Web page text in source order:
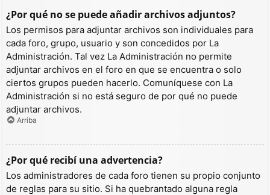
¿Por qué no se puede añadir archivos adjuntos?
Los permisos para adjuntar archivos son individuales para
cada foro, grupo, usuario y son concedidos por La
Administración. Tal vez La Administración no permite
adjuntar archivos en el foro en que se encuentra o solo
ciertos grupos pueden hacerlo. Comuníquese con La
Administración si no está seguro de por qué no puede
adjuntar archivos.
Arriba
¿Por qué recibí una advertencia?
Los administradores de cada foro tienen su propio conjunto
de reglas para su sitio. Si ha quebrantado alguna regla